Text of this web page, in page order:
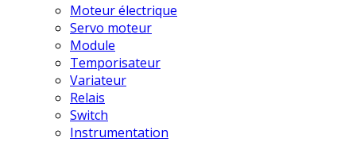
Moteur électrique
Servo moteur
Module
Temporisateur
Variateur
Relais
Switch
Instrumentation